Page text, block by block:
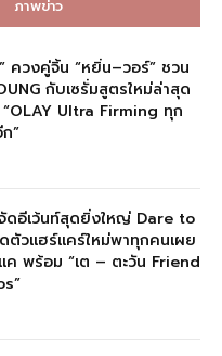
ภาพข่าว
ควงคู่จิ้น “หยิ่น–วอร์” ชวน
กับเซรั่มสูตรใหม่ล่าสุด
Ultra Firming ทุก
”
ดอีเว้นท์สุดยิ่งใหญ่ Dare to
ตัวแฮร์แคร์ใหม่พาทุกคนเผย
ค พร้อม “เต – ตะวัน Friend